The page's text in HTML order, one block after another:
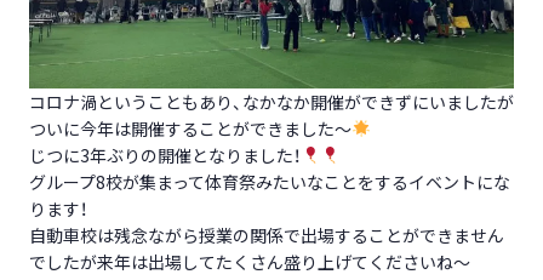
コロナ渦ということもあり、なかなか開催ができずにいましたが
ついに今年は開催することができました～
じつに3年ぶりの開催となりました！
グループ8校が集まって体育祭みたいなことをするイベントにな
ります！
自動車校は残念ながら授業の関係で出場することができません
でしたが来年は出場してたくさん盛り上げてくださいね～